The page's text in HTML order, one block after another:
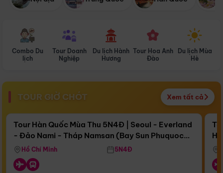
Combo Du
lịch
Tour Doanh
Nghiệp
Du lịch Hành
Hương
Tour Hoa Anh
Đào
Du lịch Mùa
Hè
TOUR GIỜ CHÓT Xem tất cả
Còn17 ngày 02:21:01
Bay Sun Phuquoc Airways
Điểm nổi bật
Tour Hàn Quốc Mùa Thu 5N4Đ | Seoul - Everland
- Đảo Nami - Tháp Namsan (Bay Sun Phuquoc
Airways)
Hồ Chí Minh 5N4Đ